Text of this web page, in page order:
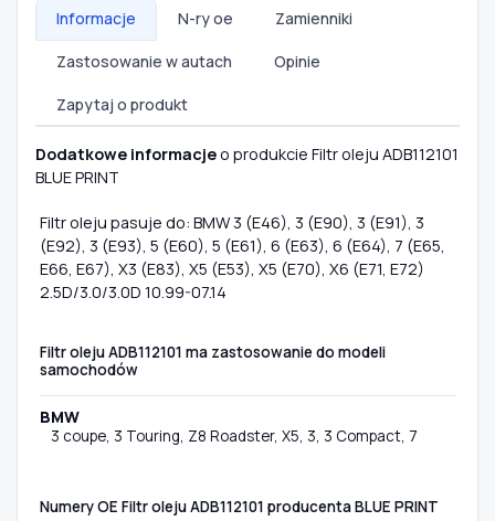
Informacje N-ry oe Zamienniki
Zastosowanie w autach Opinie
Zapytaj o produkt
Dodatkowe informacjeo produkcie Filtr oleju ADB112101
BLUE PRINT
Filtr oleju pasuje do: BMW 3 (E46), 3 (E90), 3 (E91), 3
(E92), 3 (E93), 5 (E60), 5 (E61), 6 (E63), 6 (E64), 7 (E65,
E66, E67), X3 (E83), X5 (E53), X5 (E70), X6 (E71, E72)
2.5D/3.0/3.0D 10.99-07.14
Filtr oleju ADB112101 ma zastosowanie do modeli
samochodów
BMW
3 coupe, 3 Touring, Z8 Roadster, X5, 3, 3 Compact, 7
Numery OE Filtr oleju ADB112101 producenta BLUE PRINT